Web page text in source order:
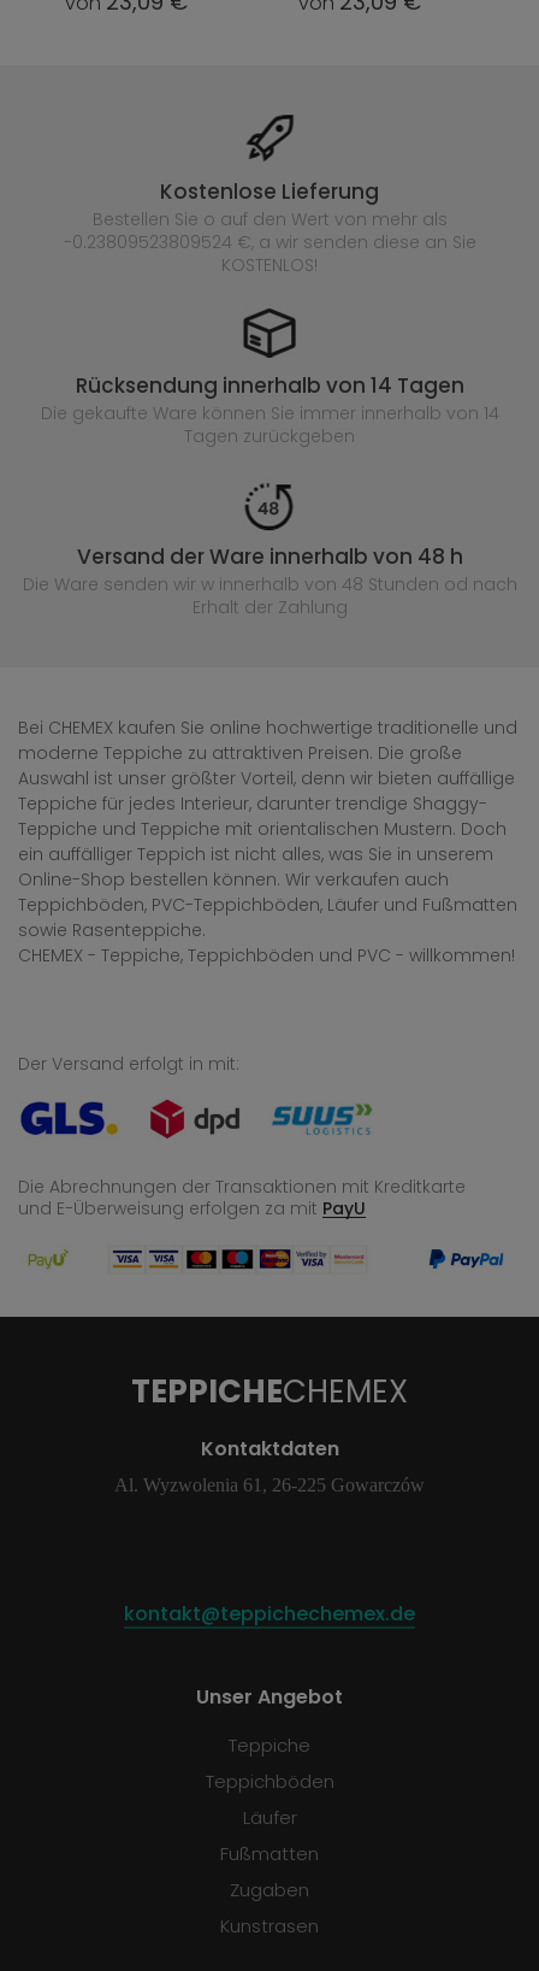
Kostenlose Lieferung
Bestellen Sie o auf den Wert von mehr als
-0.23809523809524 €, a wir senden diese an Sie
KOSTENLOS!
Rücksendung innerhalb von 14 Tagen
Die gekaufte Ware können Sie immer innerhalb von 14
Tagen zurückgeben
Versand der Ware innerhalb von 48 h
Die Ware senden wir w innerhalb von 48 Stunden od nach
Erhalt der Zahlung
Bei CHEMEX kaufen Sie online hochwertige traditionelle und
moderne Teppiche zu attraktiven Preisen. Die große
Auswahl ist unser größter Vorteil, denn wir bieten auffällige
Teppiche für jedes Interieur, darunter trendige Shaggy-
Teppiche und Teppiche mit orientalischen Mustern. Doch
ein auffälliger Teppich ist nicht alles, was Sie in unserem
Online-Shop bestellen können. Wir verkaufen auch
Teppichböden, PVC-Teppichböden, Läufer und Fußmatten
sowie Rasenteppiche.
CHEMEX - Teppiche, Teppichböden und PVC - willkommen!
Der Versand erfolgt in mit:
Die Abrechnungen der Transaktionen mit Kreditkarte
und E-Überweisung erfolgen za mit PayU
TEPPICHECHEMEX
Kontaktdaten
Al. Wyzwolenia 61, 26-225 Gowarczów
kontakt@teppichechemex.de
Unser Angebot
Teppiche
Teppichböden
Läufer
Fußmatten
Zugaben
Kunstrasen